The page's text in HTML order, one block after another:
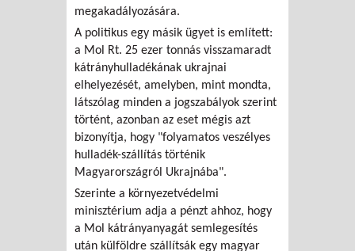
megakadályozására.
A politikus egy másik ügyet is említett:
a Mol Rt. 25 ezer tonnás visszamaradt
kátrányhulladékának ukrajnai
elhelyezését, amelyben, mint mondta,
látszólag minden a jogszabályok szerint
történt, azonban az eset mégis azt
bizonyítja, hogy "folyamatos veszélyes
hulladék-szállítás történik
Magyarországról Ukrajnába".
Szerinte a környezetvédelmi
minisztérium adja a pénzt ahhoz, hogy
a Mol kátrányanyagát semlegesítés
után külföldre szállítsák egy magyar